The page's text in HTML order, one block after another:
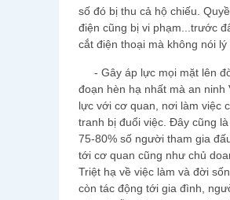
số đó bị thu cả hộ chiếu.
điện cũng bị vi phạm...trước
cắt điện thoại mà không nói lý
- Gây áp lực mọi mặt lên
đoạn hèn hạ nhất mà an
lực với cơ quan, nơi làm việc
tranh bị đuổi việc. Đây cũng
75-80% số người tham gia
tới cơ quan cũng như chủ
Triệt hạ về việc làm và đời
còn tác động tới gia đình,